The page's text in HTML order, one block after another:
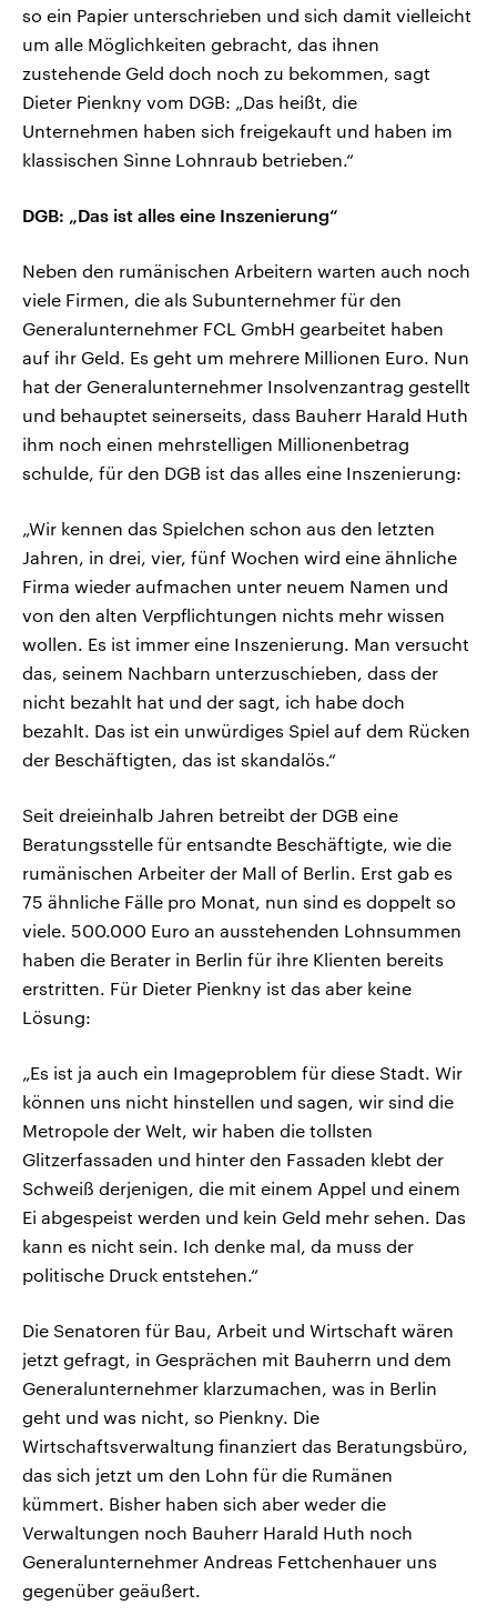
so ein Papier unterschrieben und sich damit vielleicht
um alle Möglichkeiten gebracht, das ihnen
zustehende Geld doch noch zu bekommen, sagt
Dieter Pienkny vom DGB: „Das heißt, die
Unternehmen haben sich freigekauft und haben im
klassischen Sinne Lohnraub betrieben.“
DGB: „Das ist alles eine Inszenierung“
Neben den rumänischen Arbeitern warten auch noch
viele Firmen, die als Subunternehmer für den
Generalunternehmer FCL GmbH gearbeitet haben
auf ihr Geld. Es geht um mehrere Millionen Euro. Nun
hat der Generalunternehmer Insolvenzantrag gestellt
und behauptet seinerseits, dass Bauherr Harald Huth
ihm noch einen mehrstelligen Millionenbetrag
schulde, für den DGB ist das alles eine Inszenierung:
„Wir kennen das Spielchen schon aus den letzten
Jahren, in drei, vier, fünf Wochen wird eine ähnliche
Firma wieder aufmachen unter neuem Namen und
von den alten Verpflichtungen nichts mehr wissen
wollen. Es ist immer eine Inszenierung. Man versucht
das, seinem Nachbarn unterzuschieben, dass der
nicht bezahlt hat und der sagt, ich habe doch
bezahlt. Das ist ein unwürdiges Spiel auf dem Rücken
der Beschäftigten, das ist skandalös.“
Seit dreieinhalb Jahren betreibt der DGB eine
Beratungsstelle für entsandte Beschäftigte, wie die
rumänischen Arbeiter der Mall of Berlin. Erst gab es
75 ähnliche Fälle pro Monat, nun sind es doppelt so
viele. 500.000 Euro an ausstehenden Lohnsummen
haben die Berater in Berlin für ihre Klienten bereits
erstritten. Für Dieter Pienkny ist das aber keine
Lösung:
„Es ist ja auch ein Imageproblem für diese Stadt. Wir
können uns nicht hinstellen und sagen, wir sind die
Metropole der Welt, wir haben die tollsten
Glitzerfassaden und hinter den Fassaden klebt der
Schweiß derjenigen, die mit einem Appel und einem
Ei abgespeist werden und kein Geld mehr sehen. Das
kann es nicht sein. Ich denke mal, da muss der
politische Druck entstehen.“
Die Senatoren für Bau, Arbeit und Wirtschaft wären
jetzt gefragt, in Gesprächen mit Bauherrn und dem
Generalunternehmer klarzumachen, was in Berlin
geht und was nicht, so Pienkny. Die
Wirtschaftsverwaltung finanziert das Beratungsbüro,
das sich jetzt um den Lohn für die Rumänen
kümmert. Bisher haben sich aber weder die
Verwaltungen noch Bauherr Harald Huth noch
Generalunternehmer Andreas Fettchenhauer uns
gegenüber geäußert.